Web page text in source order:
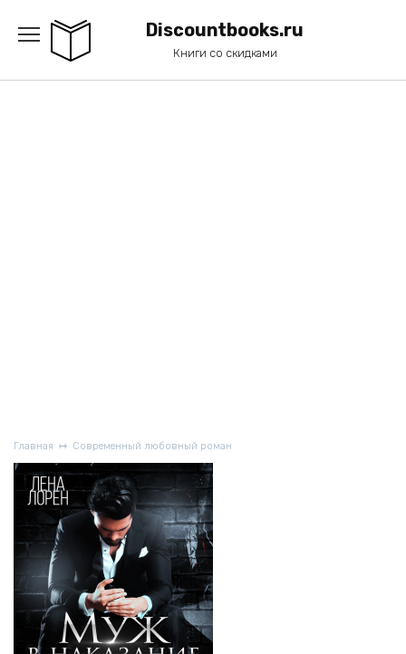
содержанию
Discountbooks.ru
Книги со скидками
Главная Современный любовный роман